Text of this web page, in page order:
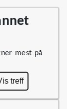
mest på
treff